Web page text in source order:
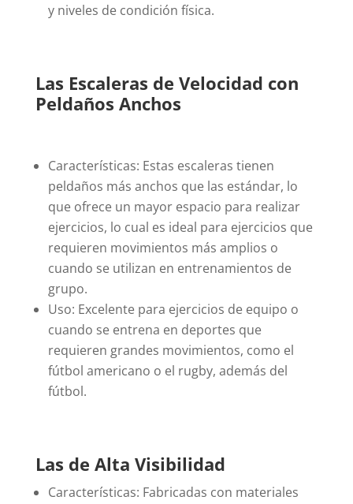
y niveles de condición física.
Las Escaleras de Velocidad con
Peldaños Anchos
Características: Estas escaleras tienen
peldaños más anchos que las estándar, lo
que ofrece un mayor espacio para realizar
ejercicios, lo cual es ideal para ejercicios que
requieren movimientos más amplios o
cuando se utilizan en entrenamientos de
grupo.
Uso: Excelente para ejercicios de equipo o
cuando se entrena en deportes que
requieren grandes movimientos, como el
fútbol americano o el rugby, además del
fútbol.
Las de Alta Visibilidad
Características: Fabricadas con materiales